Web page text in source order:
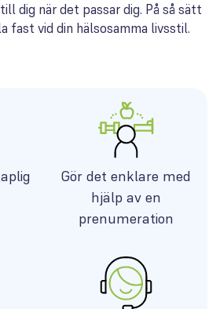
dig när det passar dig. På så sätt
fast vid din hälsosamma livsstil.
Gör det enklare med
hjälp av en
prenumeration